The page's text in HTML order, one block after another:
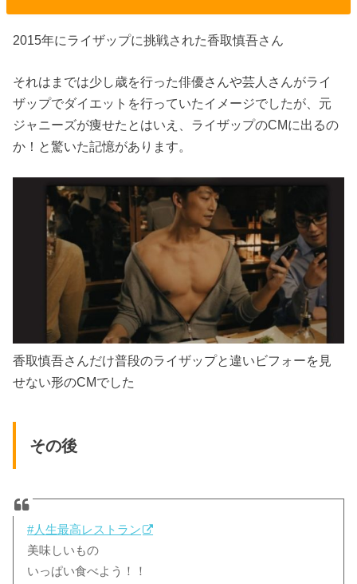
2015年にライザップに挑戦された香取慎吾さん
それはまでは少し歳を行った俳優さんや芸人さんがライ
ザップでダイエットを行っていたイメージでしたが、元
ジャニーズが痩せたとはいえ、ライザップのCMに出るの
か！と驚いた記憶があります。
香取慎吾さんだけ普段のライザップと違いビフォーを見
せない形のCMでした
その後
#人生最高レストラン
美味しいもの
いっぱい食べよう！！